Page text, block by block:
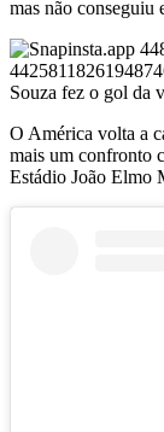
mas não conseguiu
Souza fez o gol da
O América volta a
mais um confronto
Estádio João Elmo